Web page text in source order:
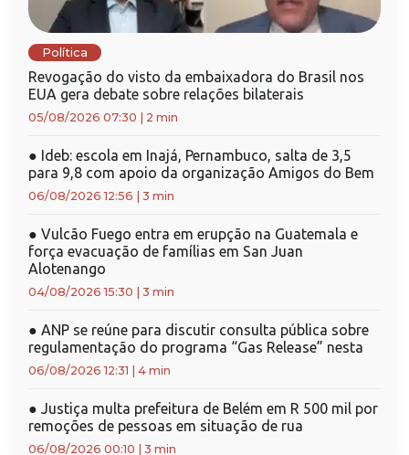
Política
Revogação do visto da embaixadora do Brasil nos
EUA gera debate sobre relações bilaterais
05/08/2026 07:30 | 2 min
● Ideb: escola em Inajá, Pernambuco, salta de 3,5
para 9,8 com apoio da organização Amigos do Bem
06/08/2026 12:56 | 3 min
● Vulcão Fuego entra em erupção na Guatemala e
força evacuação de famílias em San Juan
Alotenango
04/08/2026 15:30 | 3 min
● ANP se reúne para discutir consulta pública sobre
regulamentação do programa “Gas Release” nesta
06/08/2026 12:31 | 4 min
● Justiça multa prefeitura de Belém em R 500 mil por
remoções de pessoas em situação de rua
06/08/2026 00:10 | 3 min